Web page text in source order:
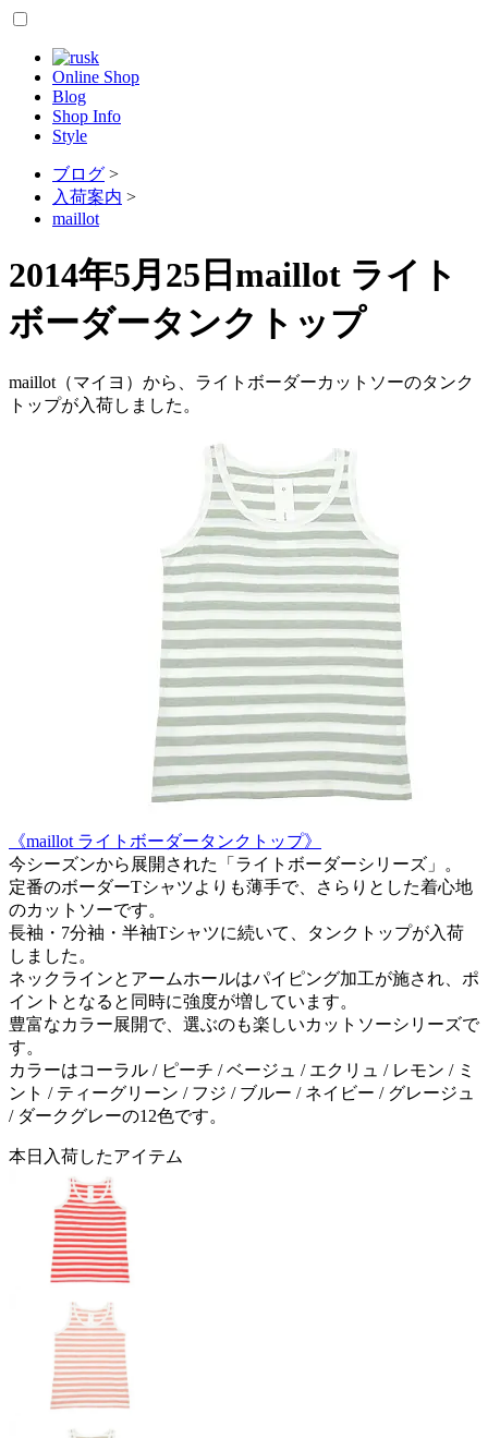
Online Shop
Blog
Shop Info
Style
ブログ >
入荷案内 >
maillot
2014年5月25日 maillot ライト
ボーダータンクトップ
maillot（マイヨ）から、ライトボーダーカットソーのタンク
トップが入荷しました。
《maillot ライトボーダータンクトップ》
今シーズンから展開された「ライトボーダーシリーズ」。
定番のボーダーTシャツよりも薄手で、さらりとした着心地
のカットソーです。
長袖・7分袖・半袖Tシャツに続いて、タンクトップが入荷
しました。
ネックラインとアームホールはパイピング加工が施され、ポ
イントとなると同時に強度が増しています。
豊富なカラー展開で、選ぶのも楽しいカットソーシリーズで
す。
カラーはコーラル / ピーチ / ベージュ / エクリュ / レモン / ミ
ント / ティーグリーン / フジ / ブルー / ネイビー / グレージュ
/ ダークグレーの12色です。
本日入荷したアイテム